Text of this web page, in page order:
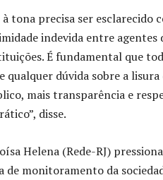
à tona precisa ser
indevida entre
É fundamental que
qualquer dúvida sobre a
mais transparência e
disse.
Helena (Rede-RJ)
monitoramento da